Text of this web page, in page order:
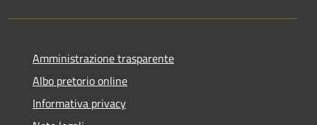
Amministrazione trasparente
Albo pretorio online
Informativa privacy